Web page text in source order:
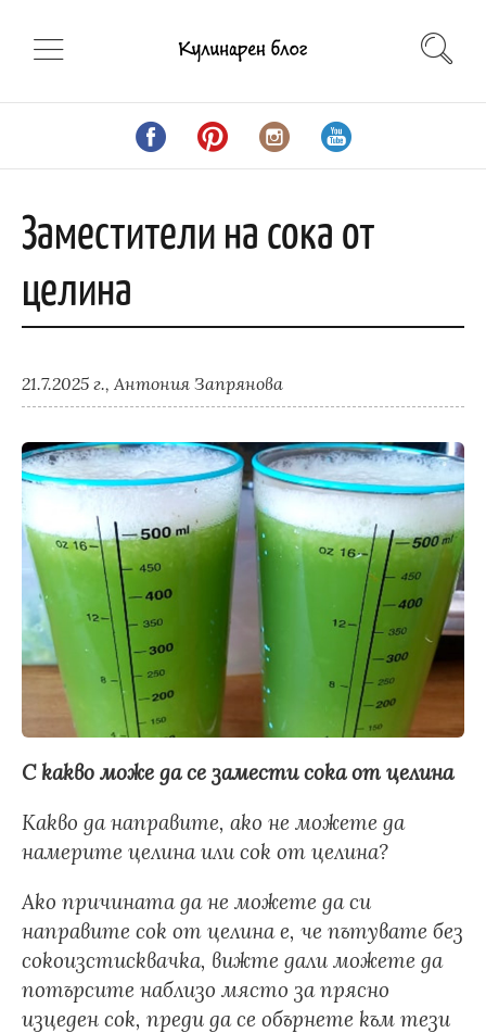
Заместители на сока от
целина
21.7.2025 г., Антония Запрянова
С какво може да се замести сока от целина
Какво да направите, ако не можете да
намерите целина или сок от целина?
Ако причината да не можете да си
направите сок от целина е, че пътувате без
сокоизстисквачка, вижте дали можете да
потърсите наблизо място за прясно
изцеден сок, преди да се обърнете към тези